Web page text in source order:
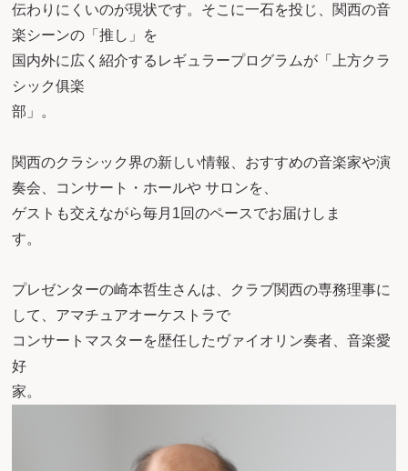
伝わりにくいのが現状です。そこに一石を投じ、関西の音
楽シーンの「推し」を
国内外に広く紹介するレギュラープログラムが「上方クラ
シック俱楽
部
関西のクラシック界の新しい情報、おすすめの音楽家や演
奏会、コンサート・ホールや サロンを、
ゲストも交えながら毎月1回のペースでお届けしま
す
プレゼンターの崎本哲生さんは、クラブ関西の専務理事に
して、アマチュアオーケストラで
コンサートマスターを歴任したヴァイオリン奏者、音楽愛
好